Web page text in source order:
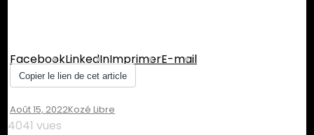
FacebookLinkedInImprimerE-mail
Copier le lien de cet article
Août 15, 2022Kozé Libre
4041 vues